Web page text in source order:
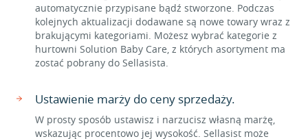
automatycznie przypisane bądź stworzone. Podczas
kolejnych aktualizacji dodawane są nowe towary wraz z
brakującymi kategoriami. Możesz wybrać kategorie z
hurtowni Solution Baby Care, z których asortyment ma
zostać pobrany do Sellasista.
Ustawienie marży do ceny sprzedaży.
W prosty sposób ustawisz i narzucisz własną marżę,
wskazując procentowo jej wysokość. Sellasist może